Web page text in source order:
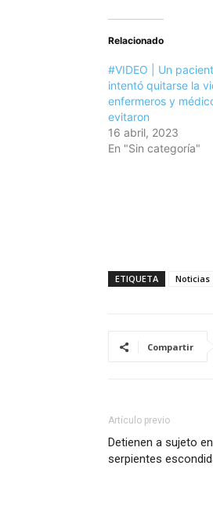
Relacionado
#VIDEO | Un
intentó quitarse la
enfermeros y
evitaron
16 abril, 2023
En "Sin categoría"
ETIQUETA Noticias
Compartir
Artículo previo
Detienen a sujeto
serpientes